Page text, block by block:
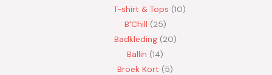
T-shirt & Tops 10
B'Chill 25
Badkleding 20
Ballin 14
Broek Kort 5